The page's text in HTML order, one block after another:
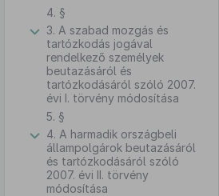
4. §
3. A szabad mozgás és
tartózkodás jogával
rendelkező személyek
beutazásáról és
tartózkodásáról szóló 2007.
évi I. törvény módosítása
5. §
4. A harmadik országbeli
állampolgárok beutazásáról
és tartózkodásáról szóló
2007. évi II. törvény
módosítása